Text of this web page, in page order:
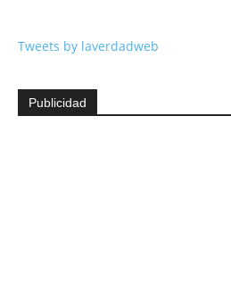
Tweets by laverdadweb
Publicidad